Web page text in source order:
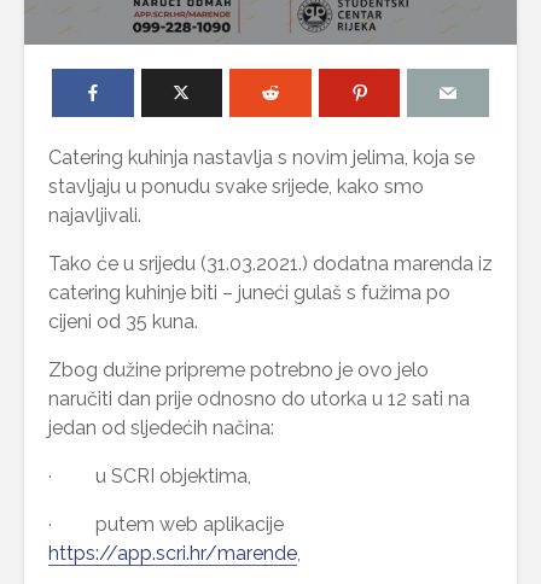
Catering kuhinja nastavlja s novim jelima, koja se
stavljaju u ponudu svake srijede, kako smo
najavljivali.
Tako će u srijedu (31.03.2021.) dodatna marenda iz
catering kuhinje biti – juneći gulaš s fužima po
cijeni od 35 kuna.
Zbog dužine pripreme potrebno je ovo jelo
naručiti dan prije odnosno do utorka u 12 sati na
jedan od sljedećih načina:
· u SCRI objektima,
· putem web aplikacije
https://app.scri.hr/marende,